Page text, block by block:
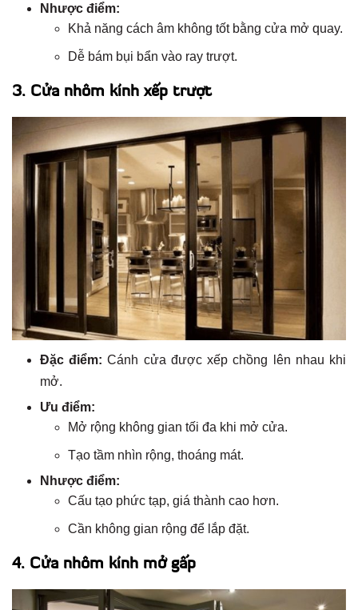
Nhược điểm:
Khả năng cách âm không tốt bằng cửa mở quay.
Dễ bám bụi bẩn vào ray trượt.
3. Cửa nhôm kính xếp trượt
Đặc điểm: Cánh cửa được xếp chồng lên nhau khi
mở.
Ưu điểm:
Mở rộng không gian tối đa khi mở cửa.
Tạo tầm nhìn rộng, thoáng mát.
Nhược điểm:
Cấu tạo phức tạp, giá thành cao hơn.
Cần không gian rộng để lắp đặt.
4. Cửa nhôm kính mở gấp